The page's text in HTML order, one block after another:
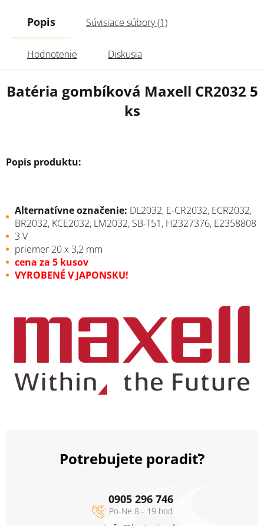
Popis Súvisiace súbory (1)
Hodnotenie Diskusia
Batéria gombíková Maxell CR2032 5
ks
Popis produktu:
Alternatívne označenie: DL2032, E-CR2032, ECR2032,
BR2032, KCE2032, LM2032, SB-T51, H2327376, E2358808
3 V
priemer 20 x 3,2 mm
cena za 5 kusov
VYROBENÉ V JAPONSKU!
Potrebujete poradiť?
0905 296 746